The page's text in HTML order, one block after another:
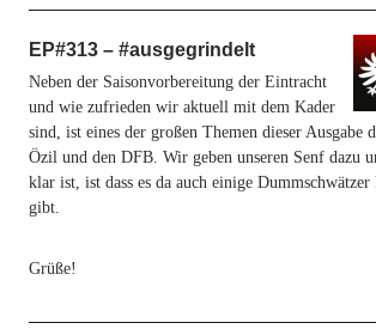
EP#313 – #ausgegrindelt
Neben der Saisonvorbereitung der Eintracht
und wie zufrieden wir aktuell mit dem Kader
sind, ist eines der großen Themen dieser Ausgabe
Özil und den DFB. Wir geben unseren Senf dazu
klar ist, ist dass es da auch einige
gibt.
Grüße!